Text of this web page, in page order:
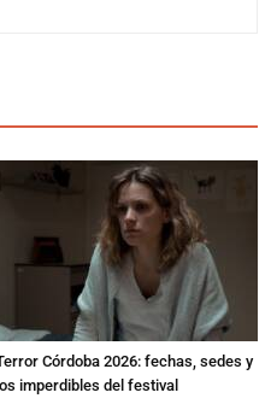
Córdoba 2026: fechas, sedes y
los imperdibles del festival